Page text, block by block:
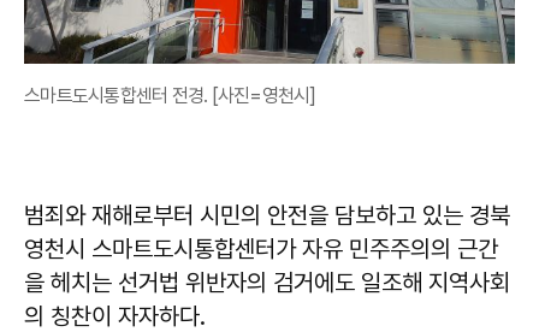
스마트도시통합센터 전경. [사진=영천시]
범죄와 재해로부터 시민의 안전을 담보하고 있는 경북
영천시 스마트도시통합센터가 자유 민주주의의 근간
을 헤치는 선거법 위반자의 검거에도 일조해 지역사회
의 칭찬이 자자하다.